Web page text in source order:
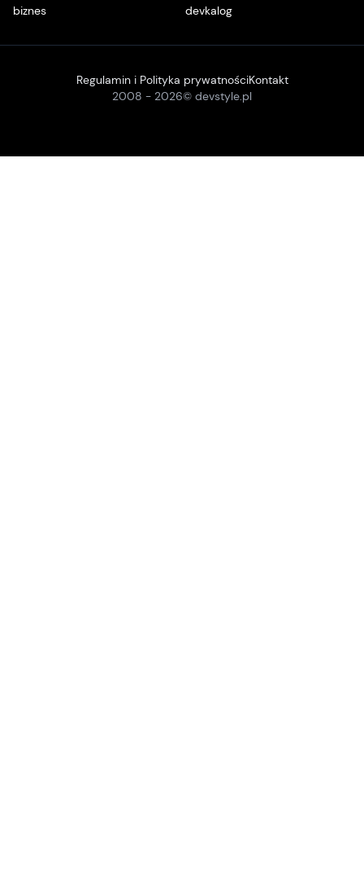
biznes
devkalog
2008 - 2026© devstyle.pl
Regulamin i Polityka prywatnościKontakt